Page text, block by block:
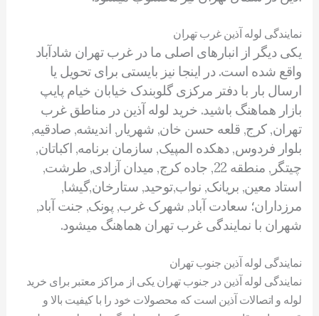
نمایندگی لوله آذین غرب تهران
یکی دیگر از انبارهای اصلی ما در غرب تهران شادآباد
واقع شده است. در اینجا نیز بایستی برای تحویل یا
ارسال بار با دفتر مرکزی گلوبندک خیابان خیام پایپ
بازار هماهنگ باشید. خرید لوله آذین در مناطق غرب
تهران, کرج, قلعه حسن خان, شهریار, اندیشه, صادقیه,
بلوار فردوس, دهکده المپیک, سازمان برنامه, اکباتان,
چیتگر, منطقه 22, جاده کرج, میدان آزادی, طرشت,
استاد معین, بریانک, نواب,توحید, ستارخان,گیشا,
مرزداران؛ سعادت آباد, شهرک غرب, پونک, جنت آباد,
شهران با نمایندگی غرب تهران هماهنگ میشود.
نمایندگی لوله آذین جنوب تهران
نمایندگی لوله آذین در جنوب تهران یکی از مراکز معتبر برای خرید
لوله و اتصالات آذین است که محصولات خود را با کیفیت بالا و